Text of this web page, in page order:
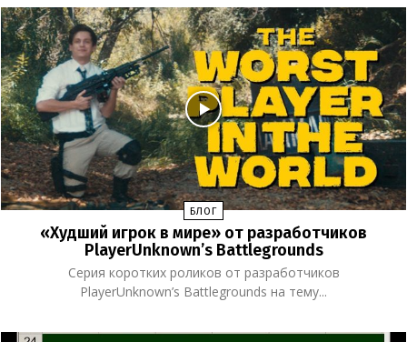
БЛОГ
«Худший игрок в мире» от разработчиков
PlayerUnknown’s Battlegrounds
Серия коротких роликов от разработчиков
PlayerUnknown’s Battlegrounds на тему...